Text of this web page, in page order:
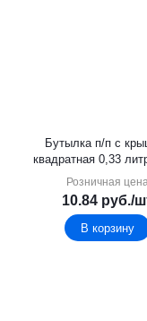
Бутылка п/п с
квадратная 0,33
Розничная
10.84 руб./
В корзину